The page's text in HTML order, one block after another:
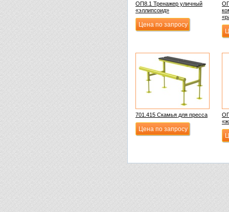
ОП8.1 Тренажер уличный
«эллипсоид»
Цена по запросу
701.415 Скамья для пресса
Цена по запросу